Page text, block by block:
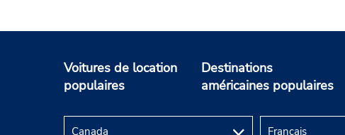
Voitures de location
populaires
Destinations
américaines populaires